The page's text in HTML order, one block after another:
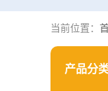
当前位置：
产品分